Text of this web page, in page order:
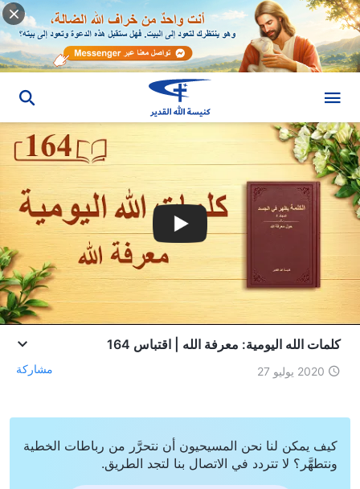
كلمات الله اليومية: معرفة الله | اقتباس 164
2020 يوليو 27 مشاركة
كيف يمكن لنا نحن المسيحيون أن نتحرَّر من رباطات الخطية
ونتطهَّر؟ لا تتردد في الاتصال بنا لتجد الطريق.